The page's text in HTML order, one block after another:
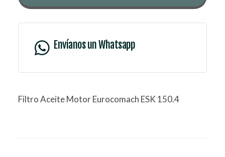
Envíanos un Whatsapp
Filtro Aceite Motor Eurocomach ESK 150.4